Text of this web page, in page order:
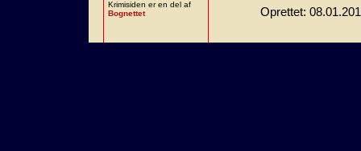
Krimisiden er en del af
Bognettet
Oprettet: